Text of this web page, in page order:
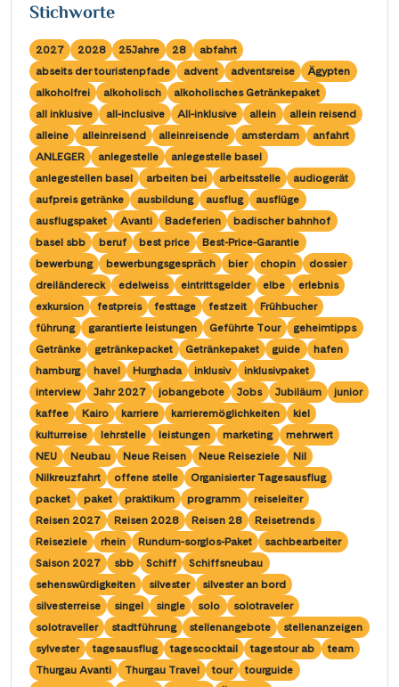
Stichworte
2027 2028 25Jahre 28
abfahrt
abseits der touristenpfade
advent adventsreise
Ägypten
alkoholfrei
alkoholisch
alkoholisches Getränkepaket
all inklusive
all-inclusive All-inklusive allein
allein reisend
alleine
alleinreisend alleinreisende amsterdam
anfahrt
ANLEGER
anlegestelle
anlegestelle basel
anlegestellen basel
arbeiten bei arbeitsstelle
audiogerät
aufpreis getränke
ausbildung ausflug
ausflüge
ausflugspaket
Avanti Badeferien
badischer bahnhof
basel sbb
beruf best price
Best-Price-Garantie
bewerbung
bewerbungsgespräch bier chopin
dossier
dreiländereck
edelweiss eintrittsgelder elbe
erlebnis
exkursion
festpreis festtage festzeit
Frühbucher
führung
garantierte leistungen Geführte Tour
geheimtipps
Getränke
getränkepacket Getränkepaket guide
hafen
hamburg
havel Hurghada inklusiv
inklusivpaket
interview
Jahr 2027 jobangebote Jobs Jubiläum
junior
kaffee
Kairo karriere karrieremöglichkeiten
kiel
kulturreise
lehrstelle leistungen marketing
mehrwert
NEU
Neubau Neue Reisen Neue Reiseziele
Nil
Nilkreuzfahrt
offene stelle
Organisierter Tagesausflug
packet
paket praktikum programm
reiseleiter
Reisen 2027
Reisen 2028 Reisen 28
Reisetrends
Reiseziele
rhein Rundum-sorglos-Paket
sachbearbeiter
Saison 2027
sbb Schiff
Schiffsneubau
sehenswürdigkeiten
silvester
silvester an bord
silvesterreise
singel single solo
solotraveler
solotraveller
stadtführung stellenangebote
stellenanzeigen
sylvester
tagesausflug tagescocktail tagestour ab
team
Thurgau Avanti
Thurgau Travel tour
tourguide
Saar(10)
Seine, Oise & Schelde(6)
Spree(4)
Weser, Ems & Hunte(1)
Weser, Ems-/ Mittellandkanal (14)
Porta Nigra
Reichsburg Cochem (15)
Saarschleife
Schiffshebewerk Arzviller(3)
Schiffshebewerk Niederfinow(18)
Schiffshebewerk Scharnebeck(8)
Schloss Heidelberg(5)
Schloss Sanssouci(11)
Schloss Schönbrunn(5)
Schlögener Schlinge(8)
St. Georgs-Arm
Stift Melk(10)
Wasserstrassenkreuz Magdeburg(2)
Wasserstrassenkreuz Minden(7)
Porto(12)
Potsdam (1)
Regensburg
Rotterdam(2)
Saarbrücken(5)
Saarburg(1)
Stralsund(5)
Strasbourg(1)
Stuttgart
Tulcea (1)
Valence(1)
Wien(2)
Würzburg (1)